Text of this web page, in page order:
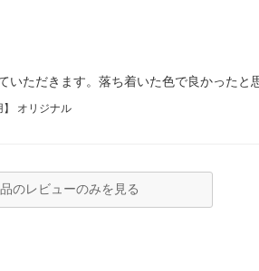
ただきます。落ち着いた色で良かったと
オリジナル
のレビューのみを見る